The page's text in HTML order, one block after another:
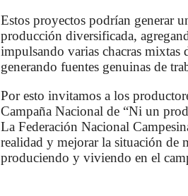
Estos proyectos podrían generar
producción diversificada,
impulsando varias chacras mixtas
generando fuentes genuinas de
Por esto invitamos a los
Campaña Nacional de “Ni un
La Federación Nacional
realidad y mejorar la situación de
produciendo y viviendo en el